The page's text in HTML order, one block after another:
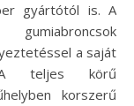
gyártótól is. A
a saját
A teljes körű
korszerű